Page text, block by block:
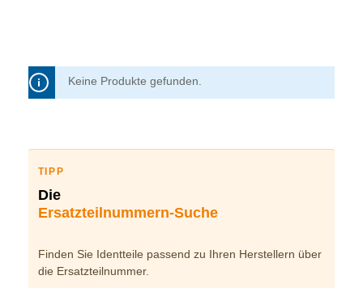
Keine Produkte gefunden.
TIPP
Die
Ersatzteilnummern-Suche
Finden Sie Identteile passend zu Ihren Herstellern über
die Ersatzteilnummer.